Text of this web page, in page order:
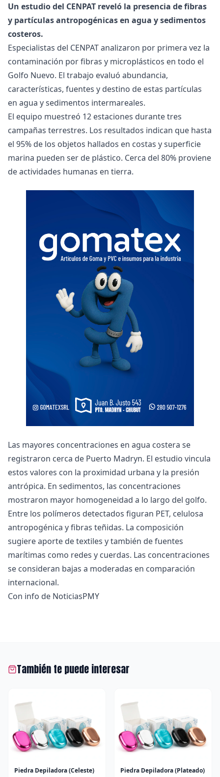
Un estudio del CENPAT reveló la presencia de fibras
y partículas antropogénicas en agua y sedimentos
costeros.
Especialistas del CENPAT analizaron por primera vez la
contaminación por fibras y microplásticos en todo el
Golfo Nuevo. El trabajo evaluó abundancia,
características, fuentes y destino de estas partículas
en agua y sedimentos intermareales.
El equipo muestreó 12 estaciones durante tres
campañas terrestres. Los resultados indican que hasta
el 95% de los objetos hallados en costas y superficie
marina pueden ser de plástico. Cerca del 80% proviene
de actividades humanas en tierra.
Las mayores concentraciones en agua costera se
registraron cerca de Puerto Madryn. El estudio vincula
estos valores con la proximidad urbana y la presión
antrópica. En sedimentos, las concentraciones
mostraron mayor homogeneidad a lo largo del golfo.
Entre los polímeros detectados figuran PET, celulosa
antropogénica y fibras teñidas. La composición
sugiere aporte de textiles y también de fuentes
marítimas como redes y cuerdas. Las concentraciones
se consideran bajas a moderadas en comparación
internacional.
Con info de NoticiasPMY
También te puede interesar
Piedra Depiladora (Celeste) Piedra Depiladora (Plateado)